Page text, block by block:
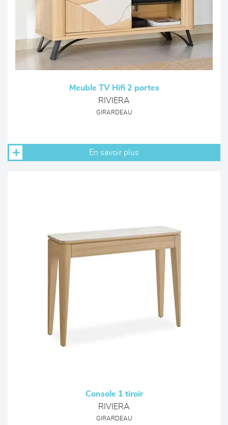
Meuble TV Hifi 2 portes
RIVIERA
GIRARDEAU
En savoir plus
Console 1 tiroir
RIVIERA
GIRARDEAU